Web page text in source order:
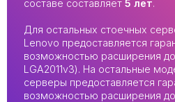
составе составляет 5 лет.
Для остальных стоечных
Lenovo предоставляется
возможностью расширения до
LGA2011v3). На остальные
серверы предоставляется
возможностью расширения до